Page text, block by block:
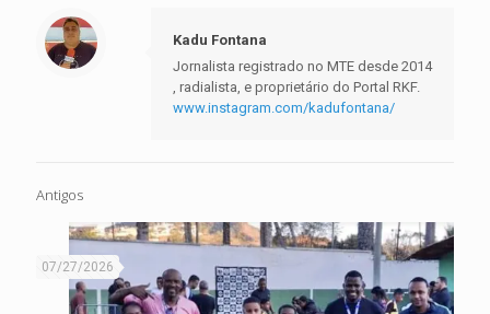
Kadu Fontana
Jornalista registrado no MTE desde 2014
, radialista, e proprietário do Portal RKF.
www.instagram.com/kadufontana/
Antigos
07/27/2026